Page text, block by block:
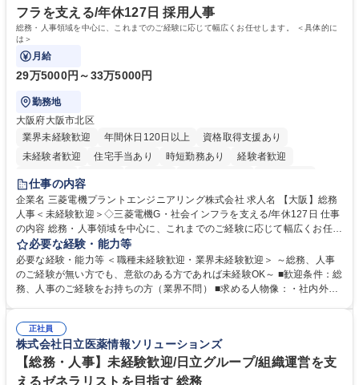
務の持ち帰りも禁止されており、メリハリのある働き方となります。 学
歴・資格 学歴：大学院 大学 高専 短大 語学力： 資格：
フラを支える/年休127日 採用人事
総務・人事領域を中心に、これまでのご経験に応じて幅広くお任せします。 ＜具体的に
は＞
月給
29万5000円～33万5000円
勤務地
大阪府大阪市北区
業界未経験歓迎
年間休日120日以上
資格取得支援あり
未経験者歓迎
住宅手当あり 時短勤務あり
経験者歓迎
退職金あり
駅近5分以内
土日祝休み 服装自由 寮・社宅あり 食事補助あり
仕事の内容
企業名 三菱電機プラントエンジニアリング株式会社 求人名 【大阪】総務
人事＜未経験歓迎＞◇三菱電機G・社会インフラを支える/年休127日 仕事
の内容 総務・人事領域を中心に、これまでのご経験に応じて幅広くお任せ
します。 ＜具体的には＞ ・総務/人事労務（給与・社保・勤怠管理など）
・採用・教育研修 ・福利厚生運用 など ※基本的には事務所勤務ですが、
採用や教育等の業務内容により、関西圏以外への日帰り・宿泊を伴う国内
出張もございます。 ※担当業務を持ちつつ、お互いに助け合いながら、総
必要な経験・能力等
必要な経験・能力等 ＜職種未経験歓迎・業界未経験歓迎＞ ～総務、人事
のご経験が無い方でも、意欲のある方であれば未経験OK～ ■歓迎条件：総
務、人事のご経験をお持ちの方（業界不問） ■求める人物像：・社内外の
正社員
株式会社日立医薬情報ソリューションズ
【総務・人事】未経験歓迎/日立グループ/組織運営を支
えるゼネラリストを目指す 総務